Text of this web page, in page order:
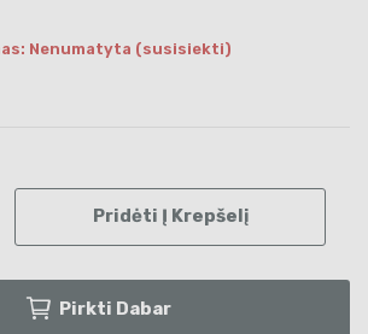
Nenumatyta (susisiekti)
Pridėti Į Krepšelį
Pirkti Dabar